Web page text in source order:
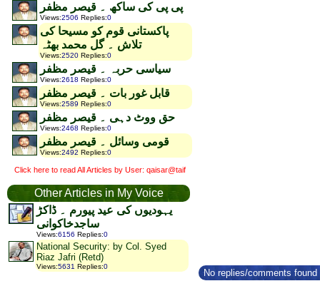
پی پی کی ساکھ ۔ قیصر مظفر
Views:2506 Replies:0
پاکستانی قوم کو مسیحا کی
تلاش ۔ گل محمد بھٹہ
Views:2520 Replies:0
سیاسی حربہ ۔ قیصر مظفر
Views:2618 Replies:0
قابل غور بات ۔ قیصر مظفر
Views:2589 Replies:0
حق ووٹ دہی ۔ قیصر مظفر
Views:2468 Replies:0
قومی وسائل ۔ قیصر مظفر
Views:2492 Replies:0
Click here to read All Articles by User: qaisar@taif
Other Articles in My Voice
یہودیوں کی عید پیورم ۔ ڈاکڑ
ساجدخاکوانی
Views:6156 Replies:0
National Security: by Col. Syed
Riaz Jafri (Retd)
Views:5631 Replies:0
No replies/comments